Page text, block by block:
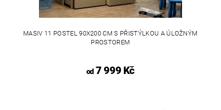
MASIV 11 POSTEL 90X200 CM S PŘISTÝLKOU A ÚLOŽNÝM
PROSTOREM
od7 999 Kč